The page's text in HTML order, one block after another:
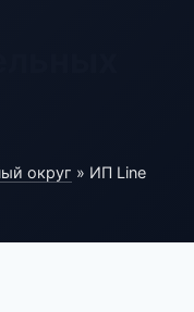
округ » ИП Line